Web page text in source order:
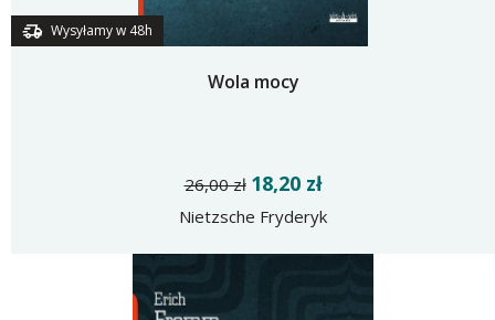
Wysyłamy w 48h
Wola mocy
26,00 zł 18,20 zł
Nietzsche Fryderyk